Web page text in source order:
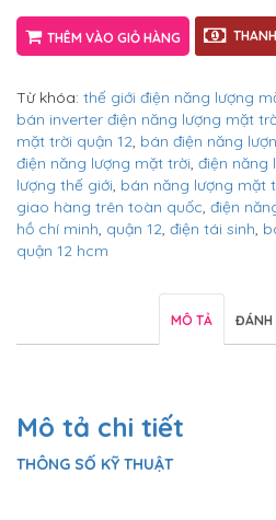
THÊM VÀO GIỎ HÀNG
Từ khóa: thế giới điện năng lượng
bán inverter điện năng lượng mặt
mặt trời quận 12, bán điện năng
điện năng lượng mặt trời, điện năng
lượng thế giới, bán năng lượng mặt
giao hàng trên toàn quốc, điện
hồ chí minh, quận 12, điện tái sinh,
quận 12 hcm
MÔ TẢ ĐÁNH
Mô tả chi tiết
THÔNG SỐ KỸ THUẬT